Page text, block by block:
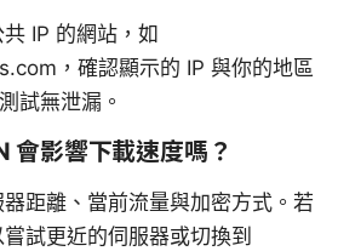
IP 的網站，如
，確認顯示的 IP 與你的地區
試無泄漏。
會影響下載速度嗎？
距離、當前流量與加密方式。若
試更近的伺服器或切換到